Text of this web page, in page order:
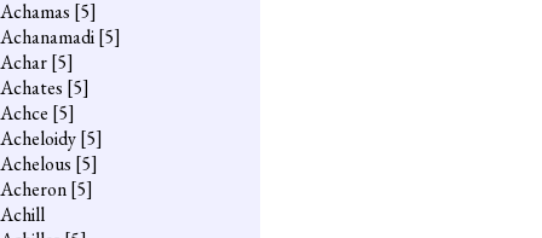
Achamas [5]
Achanamadi[5]
Achar[5]
Achates [5]
Achce [5]
Acheloidy[5]
Achelous [5]
Acheron[5]
Achill